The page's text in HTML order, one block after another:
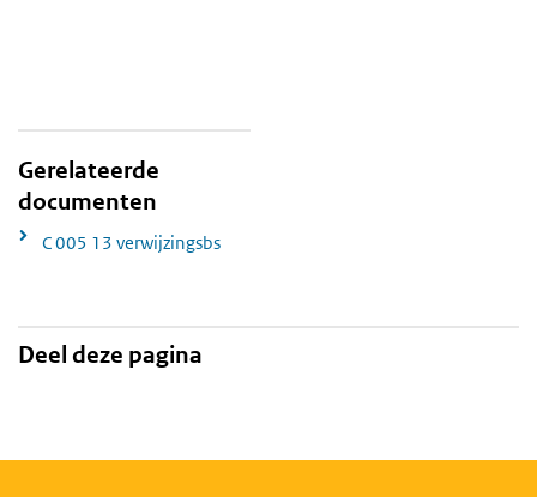
Gerelateerde
documenten
C 005 13 verwijzingsbs
Deel deze pagina